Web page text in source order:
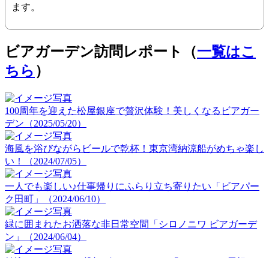
ます。
ビアガーデン訪問レポート（一覧はこ
ちら ）
100周年を迎えた松屋銀座で贅沢体験！美しくなるビアガー
デン（2025/05/20）
海風を浴びながらビールで乾杯！東京湾納涼船がめちゃ楽し
い！（2024/07/05）
一人でも楽しい♪仕事帰りにふらり立ち寄りたい「ビアパー
ク田町」（2024/06/10）
緑に囲まれたお洒落な非日常空間「シロノニワ ビアガーデ
ン」（2024/06/04）